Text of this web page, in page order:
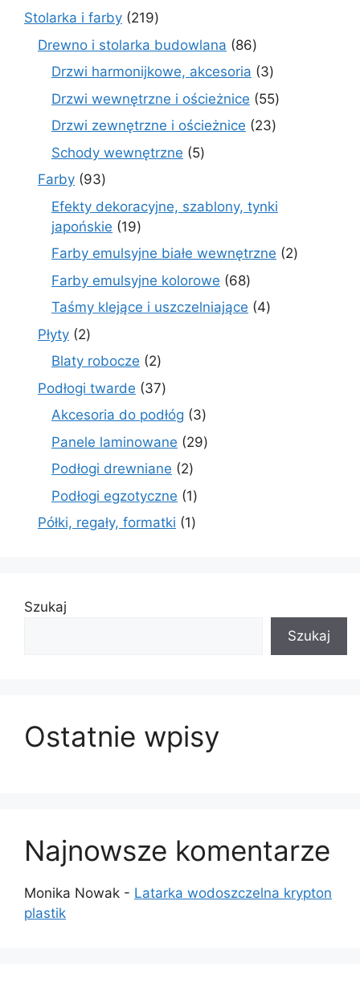
Stolarka i farby 219219
produktów
Drewno i stolarka budowlana 8686
produktów
Drzwi harmonijkowe, akcesoria 33
produkty
Drzwi wewnętrzne i ościeżnice 5555
produktów
Drzwi zewnętrzne i ościeżnice 2323
Schody wewnętrzne 55
Farby 9393
produkty
Efekty dekoracyjne, szablony, tynki
japońskie
1919
produktów
Farby emulsyjne białe wewnętrzne 22
Farby emulsyjne kolorowe 6868
produktów
Taśmy klejące i uszczelniające 44
Płyty 22
produkty
Blaty robocze 22
produkty
Podłogi twarde 3737
produktów
Akcesoria do podłóg 33
produkty
Panele laminowane 2929
Podłogi drewniane 22
produkty
Podłogi egzotyczne 11
produkt
Półki, regały, formatki 11
Szukaj
Szukaj
Ostatnie wpisy
Najnowsze komentarze
Monika Nowak - Latarka wodoszczelna krypton
plastik